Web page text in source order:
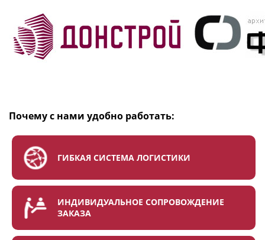
Почему с нами удобно работать:
ГИБКАЯ СИСТЕМА ЛОГИСТИКИ
ИНДИВИДУАЛЬНОЕ СОПРОВОЖДЕНИЕ
ЗАКАЗА